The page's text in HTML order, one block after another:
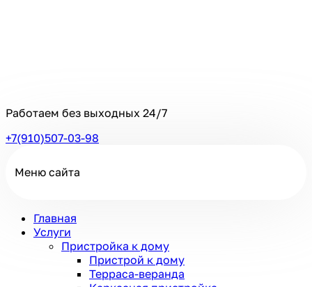
Работаем без выходных 24/7
+7(910)507-03-98
Меню сайта
Главная
Услуги
Пристройка к дому
Пристрой к дому
Терраса-веранда